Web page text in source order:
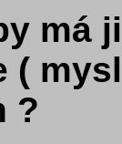
má
(
?